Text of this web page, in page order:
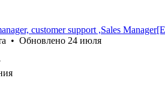
customer support ,Sales
• Обновлено 24 июля